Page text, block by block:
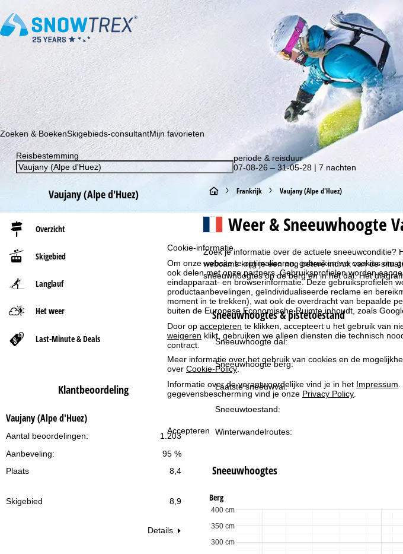
Cookie-informatie
Om onze website te optimaliseren, gebruiken we cookies om
ook delen met onze partners. Gebruiksprofielen worden
eindapparaat- en browserinformatie. Deze gebruiksprofielen
productaanbevelingen, geïndividualiseerde reclame en
moment in te trekken), wat ook de overdracht van bepaalde
buiten de Europese Economische Ruimte inhoudt, zoals
Door op accepteren te klikken, accepteert u het gebruik van
weigeren klikt, gebruiken we alleen diensten die technisch
contract.
Meer informatie over het gebruik van cookies en de
over Cookie-Policy.
Informatie over de verantwoordelijke vind je in het Impressum.
gegevensbescherming vind je onze Privacy Policy.
Accepteren
Schrijf je in voor onze nieuwsbrief en wees als eerste op de hoogte van onze kortingsacties!
Zoeken & BoekenSkigebieds-consultantMijn favorieten
Reisbestemming
periode & reisduur
07-08-26 – 31-05-28 | 7 nachten
Vaujany (Alpe d'Huez)
Overzicht
Skigebied
Langlauf
Het weer
Last-Minute & Deals
Klantbeoordeling
Vaujany (Alpe d'Huez)
1.203
Aantal beoordelingen:
95 %
Aanbeveling:
Plaats
8,4
Skigebied 8,9
Details
S
t
r
t
p
a
g
i
n
a
Frankrijk Vaujany (Alpe d'Huez)
Weer & Sneeuwhoogte
Zoek je informatie over de actuele sneeuwconditie?
webcams krijg je een nog betere indruk van de
sneeuwhoogtes op de berg en in het dal. Het
Sneeuwhoogtes & pistetoestand
Sneeuwhoogte dal:
Sneeuwhoogte berg:
Laatste sneeuwval:
Sneeuwtoestand:
Winterwandelroutes:
Sneeuwhoogtes
Berg
300 cm
350 cm
400 cm